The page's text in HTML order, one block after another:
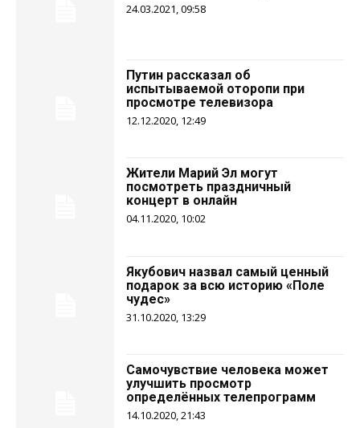
24.03.2021, 09:58
Путин рассказал об
испытываемой оторопи при
просмотре телевизора
12.12.2020, 12:49
Жители Марий Эл могут
посмотреть праздничный
концерт в онлайн
04.11.2020, 10:02
Якубович назвал самый ценный
подарок за всю историю «Поле
чудес»
31.10.2020, 13:29
Самочувствие человека может
улучшить просмотр
определённых телепрограмм
14.10.2020, 21:43